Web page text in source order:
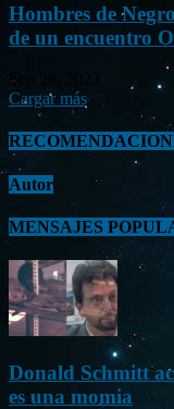
Hombres de
de un encuentro
Sep 26, 2023
Cargar más
Autor
MENSAJES
Donald Schmitt
es una momia